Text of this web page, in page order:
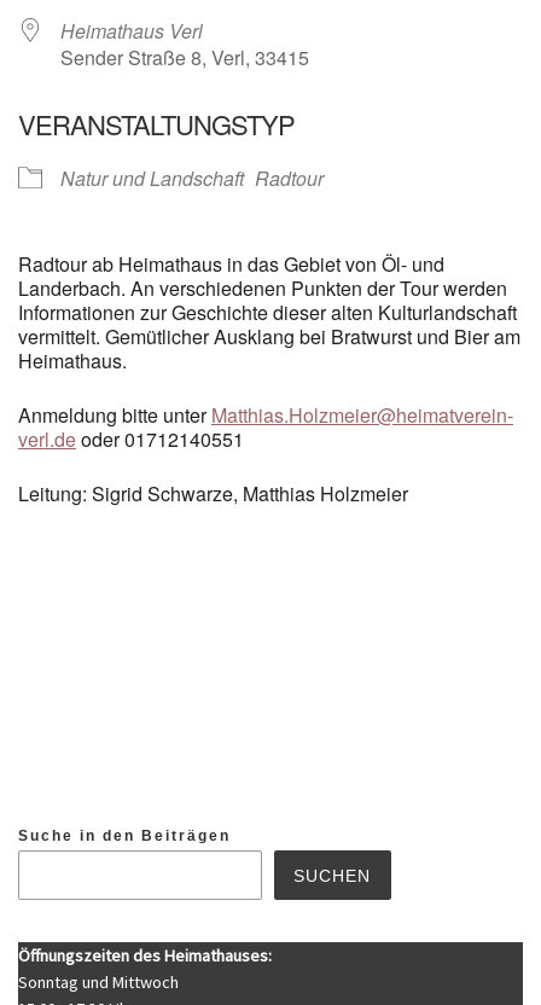
Heimathaus Verl
Sender Straße 8, Verl, 33415
VERANSTALTUNGSTYP
Natur und Landschaft Radtour
Radtour ab Heimathaus in das Gebiet von Öl- und
Landerbach. An verschiedenen Punkten der Tour werden
Informationen zur Geschichte dieser alten Kulturlandschaft
vermittelt. Gemütlicher Ausklang bei Bratwurst und Bier am
Heimathaus.
Anmeldung bitte unterMatthias.Holzmeier@heimatverein-
verl.deoder 01712140551
Leitung: Sigrid Schwarze, Matthias Holzmeier
Suche in den Beiträgen
SUCHEN
Öffnungszeiten des Heimathauses:
Sonntag und Mittwoch